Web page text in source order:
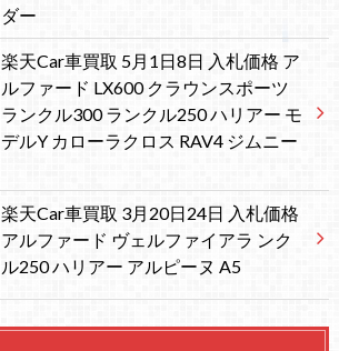
ダー
楽天Car車買取 5月1日8日 入札価格 ア
ルファード LX600 クラウンスポーツ
ランクル300 ランクル250 ハリアー モ
デルY カローラクロス RAV4 ジムニー
楽天Car車買取 3月20日24日 入札価格
アルファード ヴェルファイアラ ンク
ル250 ハリアー アルピーヌ A5